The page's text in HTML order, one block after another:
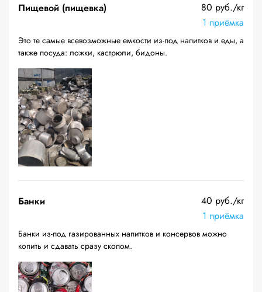
Пищевой (пищевка)
80 руб./кг
1 приёмка
Это те самые всевозможные емкости из-под напитков и еды, а
также посуда: ложки, кастрюли, бидоны.
Банки
40 руб./кг
1 приёмка
Банки из-под газированных напитков и консервов можно
копить и сдавать сразу скопом.